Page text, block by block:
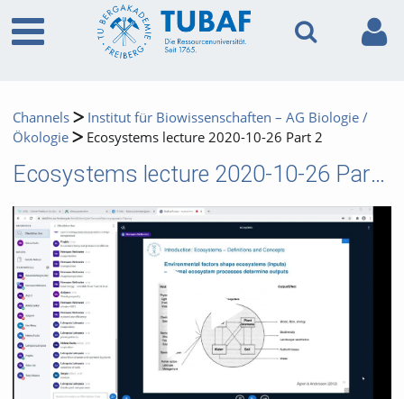
Channels
Institut für Biowissenschaften – AG Biologie /
Ökologie
Ecosystems lecture 2020-10-26 Part 2
Ecosystems lecture 2020-10-26 Part 2